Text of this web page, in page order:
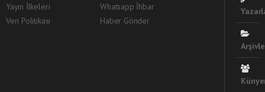
Yayın İlkeleri
Veri Politikası
Whatsapp İhbar
Haber Gönder